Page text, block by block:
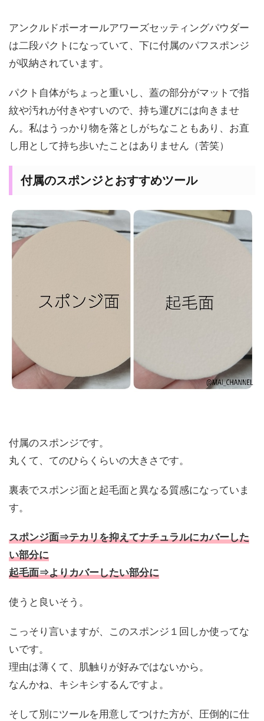
アンクルドポーオールアワーズセッティングパウダー
は二段パクトになっていて、下に付属のパフスポンジ
が収納されています。
パクト自体がちょっと重いし、蓋の部分がマットで指
紋や汚れが付きやすいので、持ち運びには向きませ
ん。私はうっかり物を落としがちなこともあり、お直
し用として持ち歩いたことはありません（苦笑）
付属のスポンジとおすすめツール
付属のスポンジです。
丸くて、てのひらくらいの大きさです。
裏表でスポンジ面と起毛面と異なる質感になっていま
す。
スポンジ面⇒テカリを抑えてナチュラルにカバーした
い部分に
起毛面⇒よりカバーしたい部分に
使うと良いそう。
こっそり言いますが、このスポンジ１回しか使ってな
いです。
理由は薄くて、肌触りが好みではないから。
なんかね、キシキシするんですよ。
そして別にツールを用意してつけた方が、圧倒的に仕